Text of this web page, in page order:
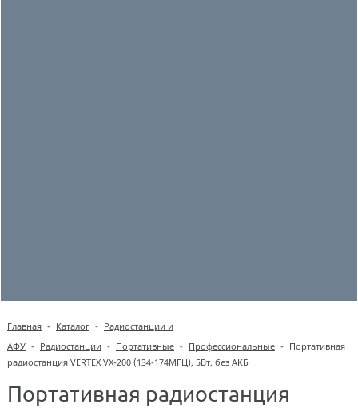
Главная - Каталог - Радиостанции и
АФУ - Радиостанции - Портативные - Профессиональные - Портативная
радиостанция VERTEX VX-200 (134-174МГЦ), 5Вт, без АКБ
Портативная радиостанция